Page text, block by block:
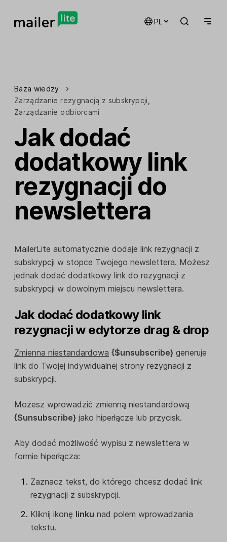
PL
Baza wiedzy
Zarządzanie rezygnacją z subskrypcji
Zarządzanie odbiorcami
Jak dodać
dodatkowy link
rezygnacji do
newslettera
MailerLite automatycznie dodaje link rezygnacji z
subskrypcji w stopce Twojego newslettera. Możesz
jednak dodać dodatkowy link do rezygnacji z
subskrypcji w dowolnym miejscu newslettera.
Jak dodać dodatkowy link
rezygnacji w edytorze drag & drop
Zmienna niestandardowa {$unsubscribe} generuje
link do Twojej indywidualnej strony rezygnacji z
subskrypcji.
Możesz wprowadzić zmienną niestandardową
{$unsubscribe} jako hiperłącze lub przycisk.
Aby dodać możliwość wypisu z newslettera w
formie hiperłącza:
Zaznacz tekst, do którego chcesz dodać link
rezygnacji z subskrypcji.
Kliknij ikonę linku nad polem wprowadzania
tekstu.